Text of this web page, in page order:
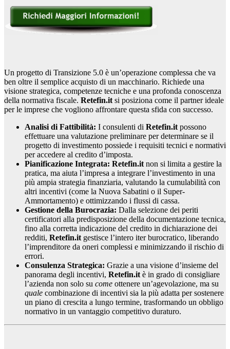
Un progetto di Transizione 5.0 è un’operazione complessa che va
ben oltre il semplice acquisto di un macchinario. Richiede una
visione strategica, competenze tecniche e una profonda conoscenza
della normativa fiscale. Retefin.it si posiziona come il partner ideale
per le imprese che vogliono affrontare questa sfida con successo.
Analisi di Fattibilità: I consulenti di Retefin.it possono
effettuare una valutazione preliminare per determinare se il
progetto di investimento possiede i requisiti tecnici e normativi
per accedere al credito d’imposta.
Pianificazione Integrata: Retefin.it non si limita a gestire la
pratica, ma aiuta l’impresa a integrare l’investimento in una
più ampia strategia finanziaria, valutando la cumulabilità con
altri incentivi (come la Nuova Sabatini o il Super-
Ammortamento) e ottimizzando i flussi di cassa.
Gestione della Burocrazia: Dalla selezione dei periti
certificatori alla predisposizione della documentazione tecnica,
fino alla corretta indicazione del credito in dichiarazione dei
redditi, Retefin.it gestisce l’intero iter burocratico, liberando
l’imprenditore da oneri complessi e minimizzando il rischio di
errori.
Consulenza Strategica: Grazie a una visione d’insieme del
panorama degli incentivi, Retefin.it è in grado di consigliare
l’azienda non solo su come ottenere un’agevolazione, ma su
quale combinazione di incentivi sia la più adatta per sostenere
un piano di crescita a lungo termine, trasformando un obbligo
normativo in un vantaggio competitivo duraturo.